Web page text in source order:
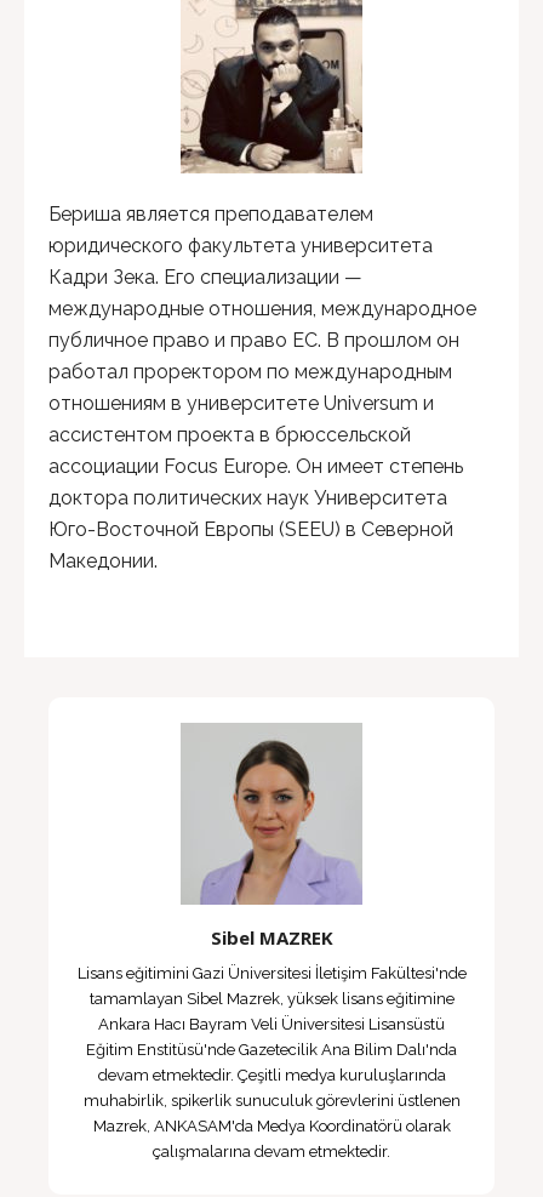
Бериша является преподавателем
юридического факультета университета
Кадри Зека. Его специализации —
международные отношения, международное
публичное право и право ЕС. В прошлом он
работал проректором по международным
отношениям в университете Universum и
ассистентом проекта в брюссельской
ассоциации Focus Europe. Он имеет степень
доктора политических наук Университета
Юго-Восточной Европы (SEEU) в Северной
Македонии.
Sibel MAZREK
Lisans eğitimini Gazi Üniversitesi İletişim Fakültesi'nde
tamamlayan Sibel Mazrek, yüksek lisans eğitimine
Ankara Hacı Bayram Veli Üniversitesi Lisansüstü
Eğitim Enstitüsü'nde Gazetecilik Ana Bilim Dalı'nda
devam etmektedir. Çeşitli medya kuruluşlarında
muhabirlik, spikerlik sunuculuk görevlerini üstlenen
Mazrek, ANKASAM'da Medya Koordinatörü olarak
çalışmalarına devam etmektedir.